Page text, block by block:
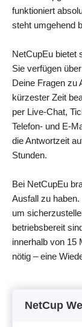
funktioniert
steht umgehend
NetCupEu bietet
Sie verfügen
Deine Fragen zu
kürzester Zeit
per Live-Chat,
Telefon- und E-
die Antwortzeit
Stunden.
Bei NetCupEu
Ausfall zu
um
betriebsbereit
innerhalb von 15
nötig – eine
NetCup